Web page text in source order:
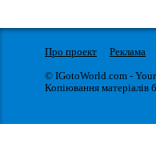
Про проект Реклама
© IGotoWorld.com -
Копіювання матеріалів